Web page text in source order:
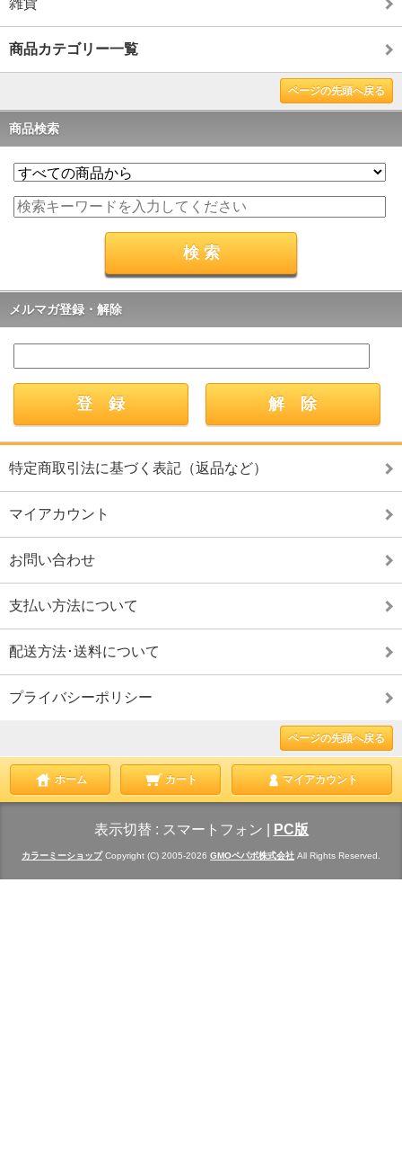
雑貨
商品カテゴリー一覧
ページの先頭へ戻る
商品検索
メルマガ登録・解除
特定商取引法に基づく表記（返品など）
マイアカウント
お問い合わせ
支払い方法について
配送方法･送料について
プライバシーポリシー
ページの先頭へ戻る
ホーム カート マイアカウント
表示切替 : スマートフォン PC版
カラーミーショップCopyright (C) 2005-2026 GMOペパボ株式会社 All Rights Reserved.